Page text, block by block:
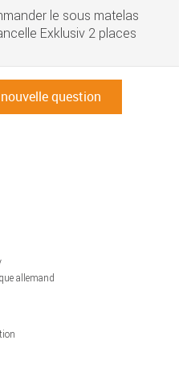
le sous matelas
Exklusiv 2 places
question
allemand